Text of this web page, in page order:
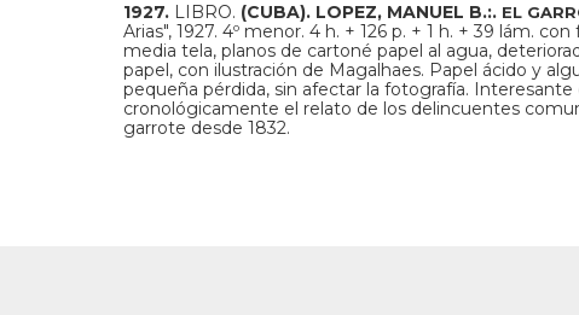
1927. LIBRO. (CUBA). LOPEZ, MANUEL B.:. EL
Arias", 1927. 4º menor. 4 h. + 126 p. + 1 h. + 39 lám.
media tela, planos de cartoné papel al agua,
papel, con ilustración de Magalhaes. Papel ácido y
pequeña pérdida, sin afectar la fotografía.
cronológicamente el relato de los delincuentes
garrote desde 1832.